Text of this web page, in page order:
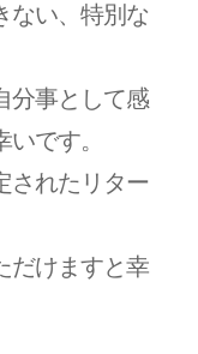
ない、特別な
分事として感
です。
されたリター
だけますと幸